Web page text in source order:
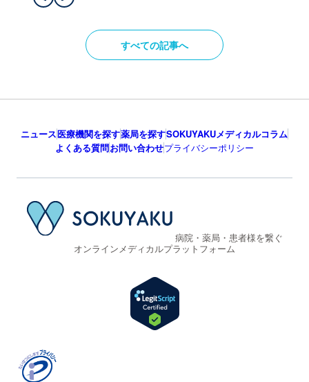
すべての記事へ
ニュース医療機関を探す薬局を探すSOKUYAKUメディカルコラム
よくある質問お問い合わせプライバシーポリシー
病院・薬局・患者様を繋ぐ
オンラインメディカルプラットフォーム